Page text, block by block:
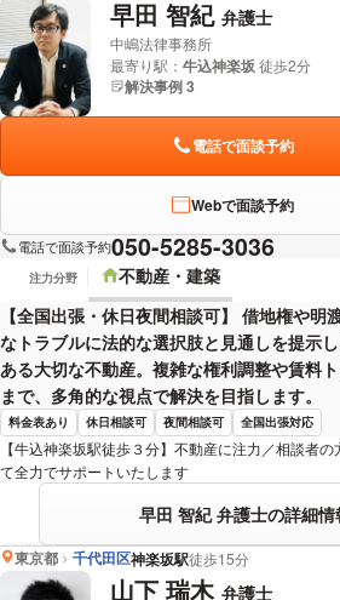
早田 智紀 弁護士
中嶋法律事務所
最寄り駅： 牛込神楽坂徒歩2分
解決事例 3
電話で面談予約
Webで面談予約
電話で面談予約050-5285-3036
注力分野
不動産・建築
【全国出張・休日夜間相談可】 借地権や明
なトラブルに法的な選択肢と見通しを提示
ある大切な不動産。複雑な権利調整や賃料
まで、多角的な視点で解決を目指します。
料金表あり 休日相談可 夜間相談可 全国出張対応
【牛込神楽坂駅徒歩３分】不動産に注力／相談者
て全力でサポートいたします
早田 智紀 弁護士の詳細情
東京都 千代田区神楽坂駅徒歩15分
山下 瑞木 弁護士